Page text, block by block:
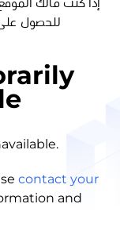
إذا كنت مالك
للحصول
contact your
and